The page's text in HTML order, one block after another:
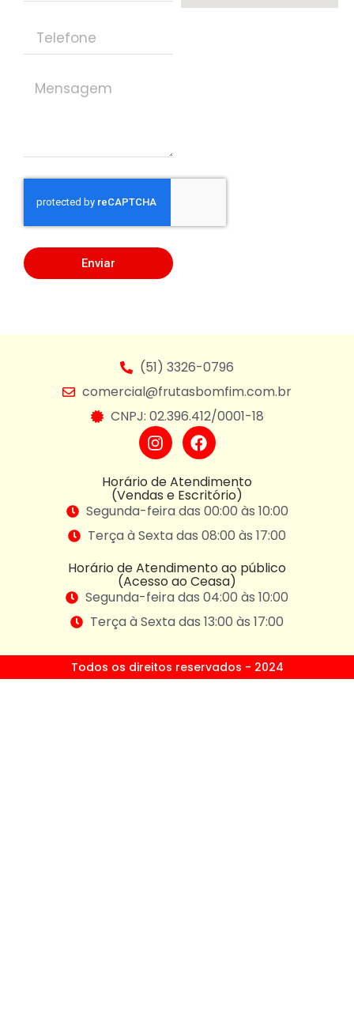
Enviar
(51) 3326-0796
comercial@frutasbomfim.com.br
CNPJ: 02.396.412/0001-18
Horário de Atendimento
(Vendas e Escritório)
Segunda-feira das 00:00 às 10:00
Terça à Sexta das 08:00 às 17:00
Horário de Atendimento ao público
(Acesso ao Ceasa)
Segunda-feira das 04:00 às 10:00
Terça à Sexta das 13:00 às 17:00
Todos os direitos reservados - 2024